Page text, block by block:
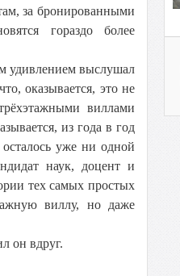
за бронированными
гораздо более
удивлением выслушал
оказывается, это не
виллами
из года в год
уже ни одной
наук, доцент и
тех самых простых
виллу, но даже
он вдруг.